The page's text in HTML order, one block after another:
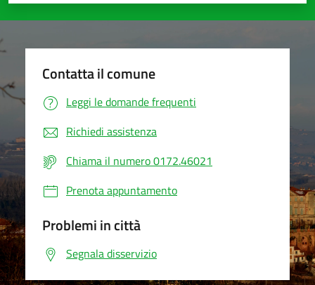
Contatta il comune
Leggi le domande frequenti
Richiedi assistenza
Chiama il numero 0172.46021
Prenota appuntamento
Problemi in città
Segnala disservizio